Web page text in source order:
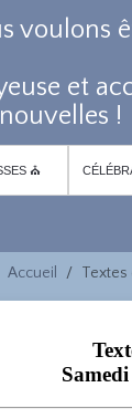
voulons
et
!
⛪
Accueil
Textes